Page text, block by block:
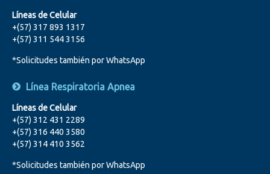
Líneas de Celular
+(57) 317 893 1317
+(57) 311 544 3156
*Solicitudes también por WhatsApp
Línea Respiratoria Apnea
Líneas de Celular
+(57) 312 431 2289
+(57) 316 440 3580
+(57) 314 410 3562
*Solicitudes también por WhatsApp